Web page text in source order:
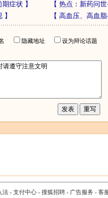
期症状 】 【 热点：新药问
】 【 高血压、高血
隐藏地址
设为辩论话题
法- 支付中心- 搜狐招聘- 广告服务 - 客